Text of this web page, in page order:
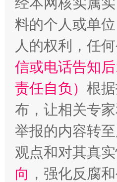
料的个人或单
人的权利，任
信或电话告知
责任自负） 根
布，让相关专
举报的内容转
观点和对其真实
向 ，强化反腐